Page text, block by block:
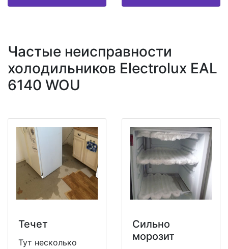
Частые неисправности
холодильников Electrolux EAL
6140 WOU
Течет
Тут несколько
Сильно
морозит